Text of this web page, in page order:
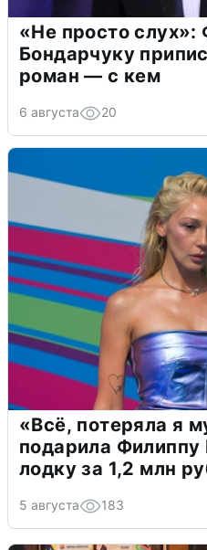
«Не просто слух»:
Бондарчуку
роман — с кем
6 августа 20
«Всё, потеряла я
подарила
лодку за 1,2 млн
5 августа 183